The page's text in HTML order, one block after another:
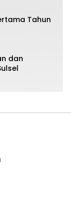
Tahun
dan